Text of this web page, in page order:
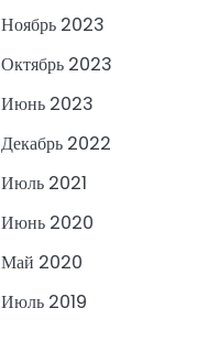
Ноябрь 2023
Октябрь 2023
Июнь 2023
Декабрь 2022
Июль 2021
Июнь 2020
Май 2020
Июль 2019